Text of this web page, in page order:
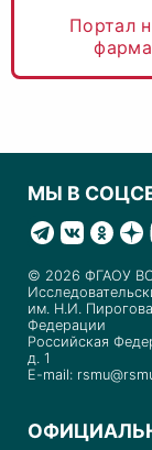
Портал
МЫ В
© 2026 ФГАОУ
им. Н.И.
Федерации
Российская
д. 1
E-mail: